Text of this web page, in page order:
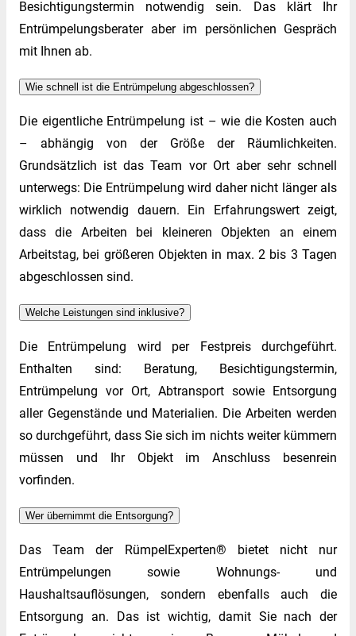
Besichtigungstermin notwendig sein. Das klärt Ihr
Entrümpelungsberater aber im persönlichen Gespräch
mit Ihnen ab.
Wie schnell ist die Entrümpelung abgeschlossen?
Die eigentliche Entrümpelung ist – wie die Kosten auch
– abhängig von der Größe der Räumlichkeiten.
Grundsätzlich ist das Team vor Ort aber sehr schnell
unterwegs: Die Entrümpelung wird daher nicht länger als
wirklich notwendig dauern. Ein Erfahrungswert zeigt,
dass die Arbeiten bei kleineren Objekten an einem
Arbeitstag, bei größeren Objekten in max. 2 bis 3 Tagen
abgeschlossen sind.
Welche Leistungen sind inklusive?
Die Entrümpelung wird per Festpreis durchgeführt.
Enthalten sind: Beratung, Besichtigungstermin,
Entrümpelung vor Ort, Abtransport sowie Entsorgung
aller Gegenstände und Materialien. Die Arbeiten werden
so durchgeführt, dass Sie sich im nichts weiter kümmern
müssen und Ihr Objekt im Anschluss besenrein
vorfinden.
Wer übernimmt die Entsorgung?
Das Team der RümpelExperten® bietet nicht nur
Entrümpelungen sowie Wohnungs- und
Haushaltsauflösungen, sondern ebenfalls auch die
Entsorgung an. Das ist wichtig, damit Sie nach der